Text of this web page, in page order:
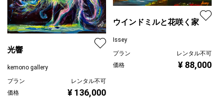
光響
kemono gallery
プラン
レンタル不可
価格
¥ 136,000
ウインドミルと花咲く家
Issey
プラン
レンタル不可
価格
¥ 88,000